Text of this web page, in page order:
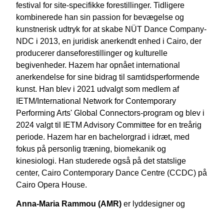
festival for site-specifikke forestillinger. Tidligere
kombinerede han sin passion for bevægelse og
kunstnerisk udtryk for at skabe NÜT Dance Company-
NDC i 2013, en juridisk anerkendt enhed i Cairo, der
producerer danseforestillinger og kulturelle
begivenheder. Hazem har opnået international
anerkendelse for sine bidrag til samtidsperformende
kunst. Han blev i 2021 udvalgt som medlem af
IETM/International Network for Contemporary
Performing Arts' Global Connectors-program og blev i
2024 valgt til IETM Advisory Committee for en treårig
periode. Hazem har en bachelorgrad i idræt, med
fokus på personlig træning, biomekanik og
kinesiologi. Han studerede også på det statslige
center, Cairo Contemporary Dance Centre (CCDC) på
Cairo Opera House.
Anna-Maria Rammou (AMR) er lyddesigner og